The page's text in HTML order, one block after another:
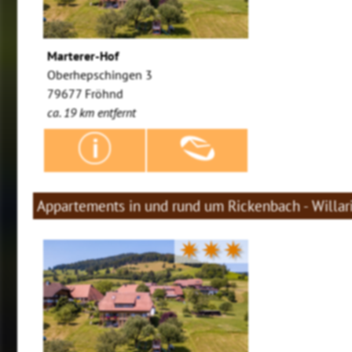
Marterer-Hof
Oberhepschingen 3
79677 Fröhnd
ca. 19 km entfernt
Appartements in und rund um Rickenbach -
✷✷✷